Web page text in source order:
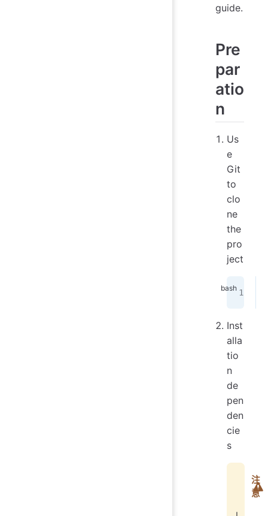
guide.
Pre
par
atio
n
Us
e
Git
to
clo
ne
the
pro
ject
Inst
alla
tio
n
de
pen
den
cie
s
注
意